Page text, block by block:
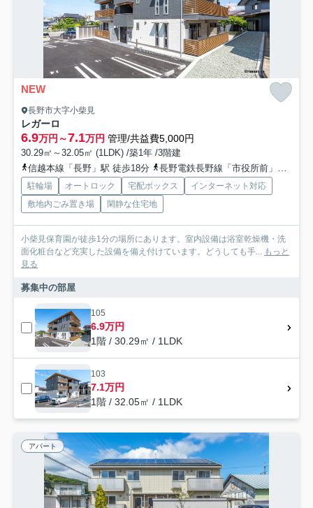
NEW
長野市大字小柴見
レガーロ
6.9万円～7.1万円 管理/共益費5,000円
30.29㎡～32.05㎡ (1LDK) /築1年 /3階建
信越本線「長野」駅 徒歩18分
長野電鉄長野線「市役所前」駅 徒歩26分
駐輪場 オートロック 宅配ボックス
インターネット対応
敷地内ごみ置き場
閑静な住宅地
小柴見保育園が徒歩1分の場所にあります。室内設備は浴室乾燥機・洗
面化粧台など充実した設備を備え付けています。どうしても手... もっと
見る
募集中の部屋
105
6.9万円
1階 / 30.29㎡ / 1LDK
103
7.1万円
1階 / 32.05㎡ / 1LDK
アパート